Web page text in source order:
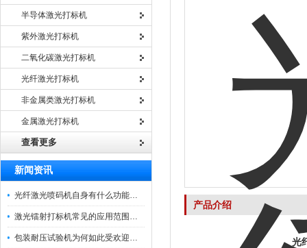
半导体激光打标机
紫外激光打标机
二氧化碳激光打标机
光纤激光打标机
非金属类激光打标机
金属激光打标机
查看更多
新闻资讯
光纤激光喷码机自身有什么功能？不妨看看下文
激光镭射打标机常见的应用范围如下
包装耐压试验机为何如此受欢迎呢？
产品介绍
光纤激光雕